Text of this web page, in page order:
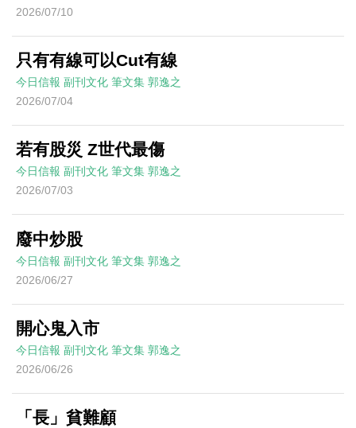
2026/07/10
只有有線可以Cut有線
今日信報 副刊文化 筆文集 郭逸之
2026/07/04
若有股災 Z世代最傷
今日信報 副刊文化 筆文集 郭逸之
2026/07/03
廢中炒股
今日信報 副刊文化 筆文集 郭逸之
2026/06/27
開心鬼入市
今日信報 副刊文化 筆文集 郭逸之
2026/06/26
「長」貧難顧